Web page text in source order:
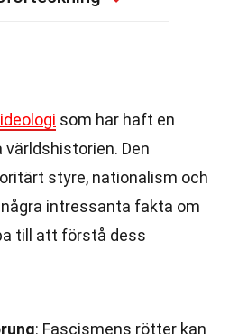
ideologi som har haft en
världshistorien. Den
styre, nationalism och
intressanta fakta om
till att förstå dess
: Fascismens rötter kan